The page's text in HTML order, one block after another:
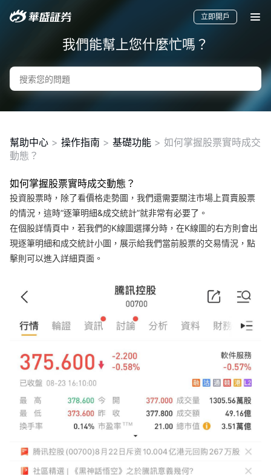
要聞
快訊
美股
港股
新股
概述
AM 資產管理服務
ECM 股權資本市場服務
FICC 固定收益、外匯和大宗商品服務
WM 財富管理服務
關於我們
媒體報導
立即開戶
我們能幫上您什麼忙嗎？
幫助中心 > 操作指南 > 基礎功能 > 如何掌握股票實時成交
動態？
如何掌握股票實時成交動態？
投資股票時，除了看價格走勢圖，我們還需要關注市場上買賣股票
的情況，這時“逐筆明細&成交統計”就非常有必要了。
在個股詳情頁中，若我們的K線圖選擇分時，在K線圖的右方則會出
現逐筆明細和成交統計小圖，展示給我們當前股票的交易情況，點
擊則可以進入詳細頁面。